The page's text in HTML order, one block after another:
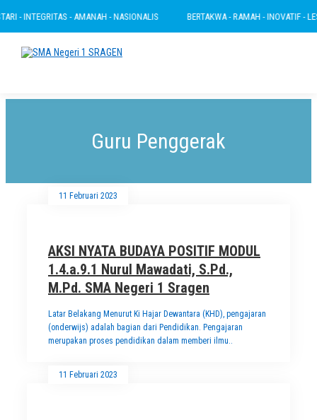
- INTEGRITAS - AMANAH - NASIONALIS BERTAKWA - RAMAH - INOVATIF -
Guru Penggerak
11 Februari 2023
AKSI NYATA BUDAYA POSITIF MODUL
1.4.a.9.1 Nurul Mawadati, S.Pd.,
M.Pd. SMA Negeri 1 Sragen
Latar Belakang Menurut Ki Hajar Dewantara (KHD), pengajaran
(onderwijs) adalah bagian dari Pendidikan. Pengajaran
merupakan proses pendidikan dalam memberi ilmu..
11 Februari 2023